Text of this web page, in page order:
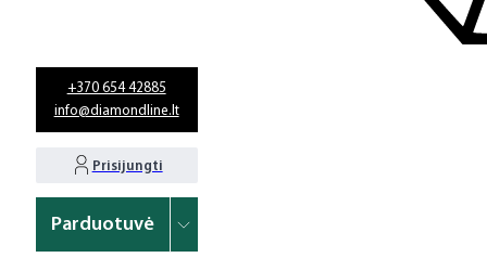
+370 654 42885
info@diamondline.lt
Prisijungti
Parduotuvė